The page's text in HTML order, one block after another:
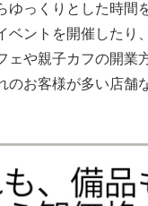
ゆっくりとした時
ベントを開催したり
ェや親子カフの開業
のお客様が多い店舗